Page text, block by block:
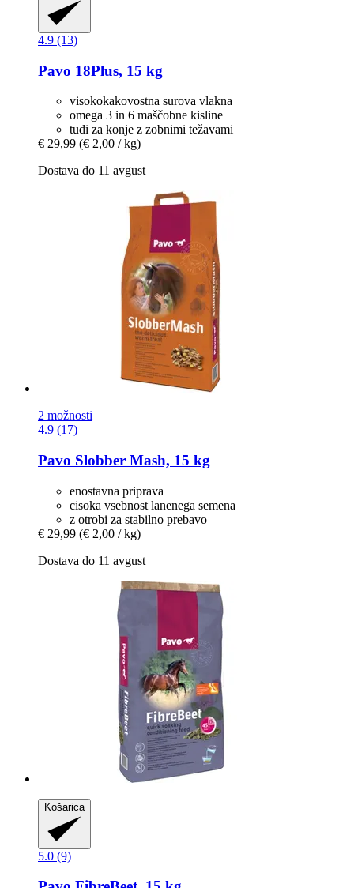
4.9 (13)
Pavo 18Plus, 15 kg
visokokakovostna surova vlakna
omega 3 in 6 maščobne kisline
tudi za konje z zobnimi težavami
€ 29,99 (€ 2,00 / kg)
Dostava do 11 avgust
2 možnosti
4.9 (17)
Pavo Slobber Mash, 15 kg
enostavna priprava
cisoka vsebnost lanenega semena
z otrobi za stabilno prebavo
€ 29,99 (€ 2,00 / kg)
Dostava do 11 avgust
Košarica
5.0 (9)